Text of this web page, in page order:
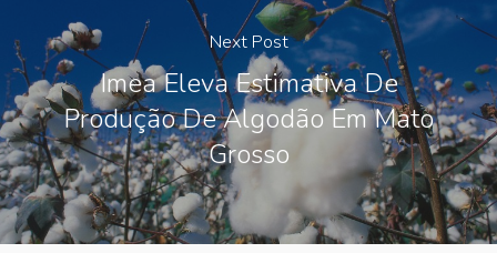
Next Post
Imea Eleva Estimativa De
Produção De Algodão Em Mato
Grosso